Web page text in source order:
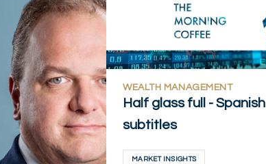
WEALTH MANAGEMENT
Half glass full - Spanish
subtitles
MARKET INSIGHTS